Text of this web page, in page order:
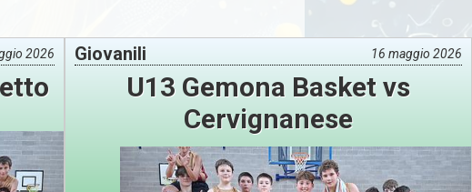
2026 Giovanili 16 maggio 2026
U13 Gemona Basket vs
Cervignanese